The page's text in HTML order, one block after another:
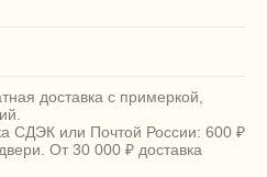
доставка с примеркой,
СДЭК или Почтой России: 600 ₽
От 30 000 ₽ доставка